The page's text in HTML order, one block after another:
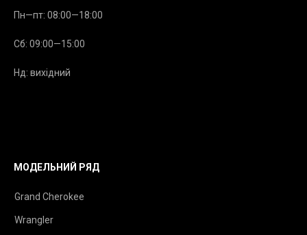
Пн—пт: 08:00—18:00
Сб: 09:00—15:00
Нд: вихідний
МОДЕЛЬНИЙ РЯД
Grand Cherokee
Wrangler